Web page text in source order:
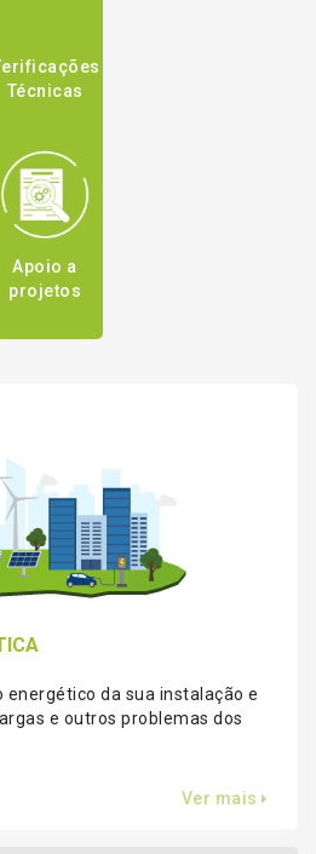
Técnicas
Apoio a
projetos
energético da sua instalação e
e outros problemas dos
Ver mais